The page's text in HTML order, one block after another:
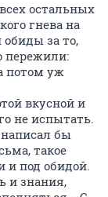
остальных
гнева на
за то,
пережили:
потом уж
вкусной и
не испытать.
бы
такое
и под обидой.
и знания,